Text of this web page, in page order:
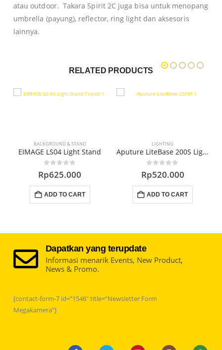
atau outdoor. Takara Spirit 2C juga bisa untuk menopang
umbrella (payung), reflector, ring light dan aksesoris
lainnya.
RELATED PRODUCTS
BACKGROUND & STAND
EIMAGE LS04 Light Stand
out of 5
Rp625.000
ADD TO CART
LIGHTING
Aputure LiteBase 200S Light Stand
out of 5
Rp520.000
ADD TO CART
Dapatkan yang terupdate
Informasi menarik Events, New Product,
News & Promo.
[contact-form-7 id=”1546″ title=”Newsletter Form
Megakamera”]